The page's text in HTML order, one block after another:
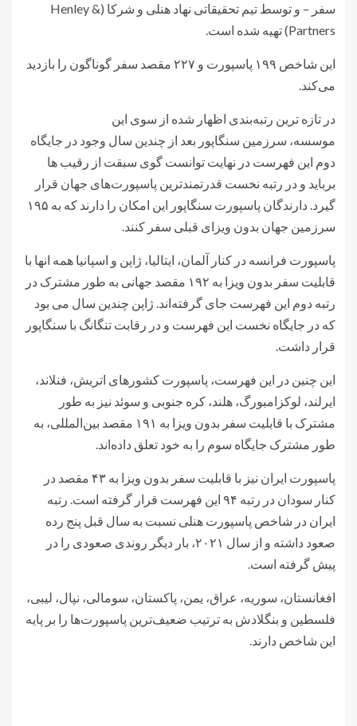
سفر – و توسط تیم تحقیقاتی نهاد هنلی و شرکا (Henley &
Partners) تهیه شده است.
این شاخص ۱۹۹ پاسپورت و ۲۲۷ مقصد سفر گوناگون را بازدید
می‌کند.
در تازه ترین رتبه‌بندی اظهار شده از سوی این
موسسه، سرزمین سنگاپور بعد از چندین سال وجود در جایگاه
دوم این فهرست در نهایت توانست گوی سبقت از رقیب ها
برباید و در رتبه نخست قدرتمندترین پاسپورت‌های جهان قرار
گیرد. دارندگان پاسپورت سنگاپور این امکان را دارند که به ۱۹۵
سرزمین جهان بدون ویزای قبلی سفر کنند.
پاسپورت فرانسه در کنار آلمان، ایتالیا، ژاپن و اسپانیا همه انها با
قابلیت سفر بدون ویزا به ۱۹۲ مقصد جهانی به طور مشترک در
رتبه دوم این فهرست جای گرفته‌اند. ژاپن چندین سال می بود
که در جایگاه نخست این فهرست و در رقابت تنگانگ با سنگاپور
قرار داشت.
این چنین در این فهرست، پاسپورت کشورهای اتریش، فنلاند،
ایرلند، لوکزامبورگ، هلند، کره جنوبی و سوئد نیز به طور
مشترک با قابلیت سفر بدون ویزا به ۱۹۱ مقصد بین‌المللی، به
طور مشترک جایگاه سوم را به خود تعلق داده‌اند.
پاسپورت ایران نیز با قابلیت سفر بدون ویزا به ۴۳ مقصد در
کنار سودان در رتبه ۹۴ این فهرست قرار گرفته است. رتبه
ایران در شاخص پاسپورت هنلی نسبت به سال قبل پنج رده
صعود داشته و از سال ۲۰۲۱، بار دیگر روندی صعودی را در
پیش گرفته است.
افغانستان، سوریه، عراق، یمن، پاکستان، سومالی، نپال، لیبی،
فلسطین و بنگلادش به ترتیب ضعیف‌ترین پاسپورت‌ها را بر پایه
این شاخص دارند.